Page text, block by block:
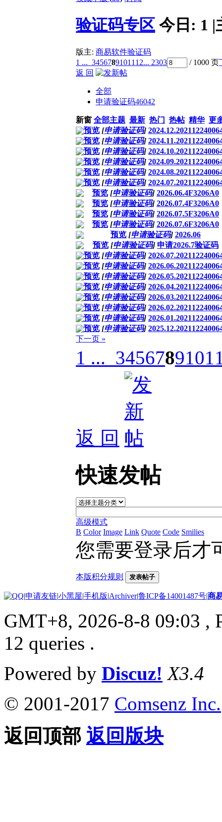
验证码专区 今日: 1 |
版主: 商易软件验证码
1 ... 34567891011 12... 2303 / 1000 页
返 回
全部
申请验证码46042
新窗 全部主题 最新 热门 热帖 精华 更
预览 [申请验证码]
预览 [申请验证码]
预览 [申请验证码]
预览 [申请验证码]
预览 [申请验证码]
预览 [申请验证码]
预览 [申请验证码] 2026.06.4F3206A0
预览 [申请验证码] 2026.07.4F3206A0
预览 [申请验证码] 2026.07.5F3206A0
预览 [申请验证码] 2026.07.6F3206A0
预览 [申请验证码] 2026.06
预览 [申请验证码] 申请2026.7验证码
预览 [申请验证码]
预览 [申请验证码]
预览 [申请验证码]
预览 [申请验证码]
预览 [申请验证码]
预览 [申请验证码]
预览 [申请验证码]
预览 [申请验证码]
下一页 »
1 ... 345678910
返 回
快速发帖
高级模式
B Color Image Link Quote Code Smilies
您需要登录后才
本版积分规则 发表帖子
|申请友链|小黑屋|手机版|Archiver|鲁ICP备14001487号|商
GMT+8, 2026-8-8 09:03 ,
12 queries .
Powered by Discuz! X3.4
© 2001-2017 Comsenz Inc.
返回顶部 返回版块